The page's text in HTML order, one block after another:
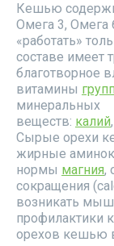
Кешью
Омега 3, Омега
«работать»
составе имеет
благотворное
витамины
минеральных
веществ: калий,
Сырые орехи
жирные
нормы магния,
сокращения
возникать
профилактики
орехов кешью